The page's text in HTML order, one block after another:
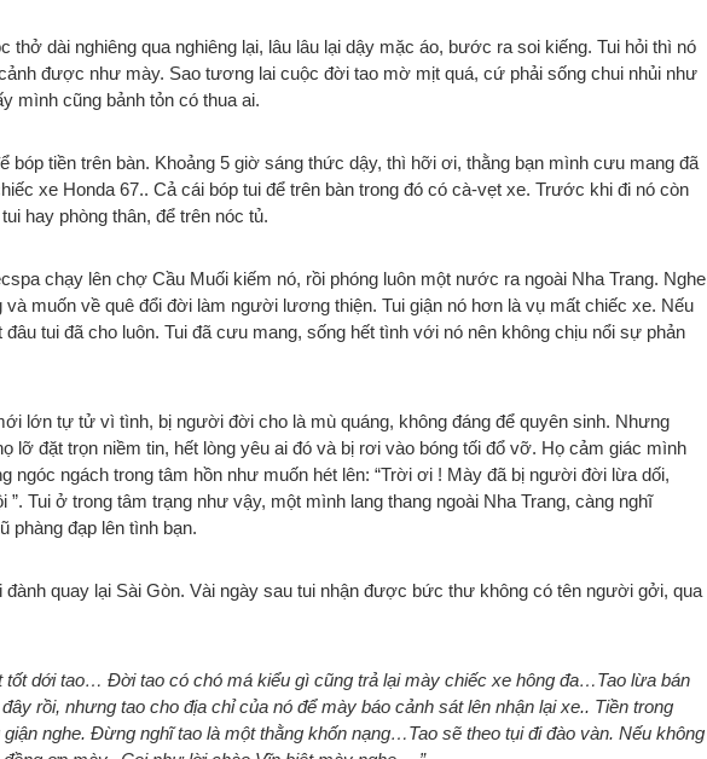
thở dài nghiêng qua nghiêng lại, lâu lâu lại dậy mặc áo, bước ra soi kiếng. Tui hỏi thì nó
được như mày. Sao tương lai cuộc đời tao mờ mịt quá, cứ phải sống chui nhủi như
mình cũng bảnh tỏn có thua ai.
bóp tiền trên bàn. Khoảng 5 giờ sáng thức dậy, thì hỡi ơi, thằng bạn mình cưu mang đã
xe Honda 67.. Cả cái bóp tui để trên bàn trong đó có cà-vẹt xe. Trước khi đi nó còn
hay phòng thân, để trên nóc tủ.
chạy lên chợ Cầu Muối kiếm nó, rồi phóng luôn một nước ra ngoài Nha Trang. Nghe
và muốn về quê đổi đời làm người lương thiện. Tui giận nó hơn là vụ mất chiếc xe. Nếu
đâu tui đã cho luôn. Tui đã cưu mang, sống hết tình với nó nên không chịu nổi sự phản
lớn tự tử vì tình, bị người đời cho là mù quáng, không đáng để quyên sinh. Nhưng
lỡ đặt trọn niềm tin, hết lòng yêu ai đó và bị rơi vào bóng tối đổ vỡ. Họ cảm giác mình
ngóc ngách trong tâm hồn như muốn hét lên: “Trời ơi ! Mày đã bị người đời lừa dối,
”. Tui ở trong tâm trạng như vậy, một mình lang thang ngoài Nha Trang, càng nghĩ
phàng đạp lên tình bạn.
quay lại Sài Gòn. Vài ngày sau tui nhận được bức thư không có tên người gởi, qua
tốt dới tao… Đời tao có chó má kiểu gì cũng trả lại mày chiếc xe hông đa…Tao lừa bán
rồi, nhưng tao cho địa chỉ của nó để mày báo cảnh sát lên nhận lại xe.. Tiền trong
nghe. Đừng nghĩ tao là một thằng khốn nạng…Tao sẽ theo tụi đi đào vàn. Nếu không